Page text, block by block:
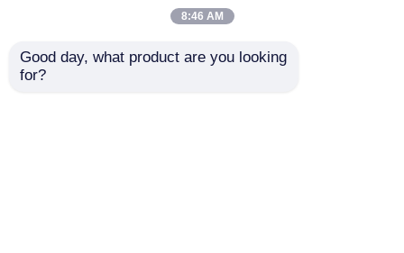
mesin cetak Heidelberg
Suku Cadang Motor
Heidelberg
8:46 AM
Good day, what product are you looking
for?